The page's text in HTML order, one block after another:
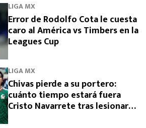
LIGA MX
Error de Rodolfo Cota le cuesta
caro al América vs Timbers en la
Leagues Cup
LIGA MX
Chivas pierde a su portero:
cuánto tiempo estará fuera
Cristo Navarrete tras lesionarse